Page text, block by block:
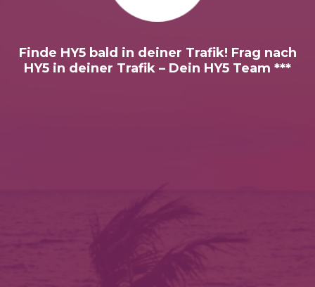
Finde HY5 bald in deiner Trafik! Frag nach
HY5 in deiner Trafik – Dein HY5 Team ***